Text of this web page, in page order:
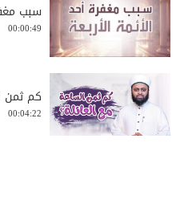
سبب
00:00:49
كم ثمن
00:04:22